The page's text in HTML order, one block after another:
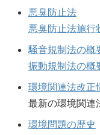
悪臭防止法
悪臭防止法施行
騒音規制法の概
振動規制法の概
環境関連法改正
最新の環境関連
環境問題の歴史